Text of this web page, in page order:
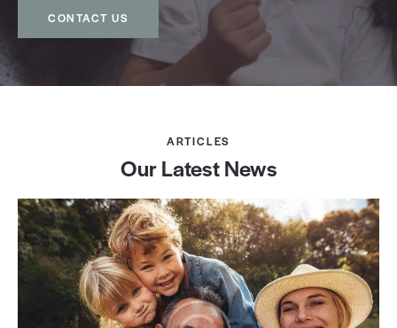
CONTACT US
ARTICLES
Our Latest News